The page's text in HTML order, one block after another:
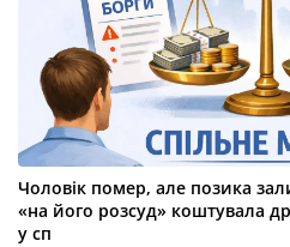
Чоловік помер, але позика
«на його розсуд» коштувала
у сп